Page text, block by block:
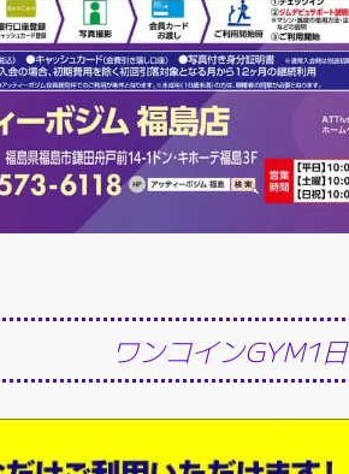
ワンコインGYM1